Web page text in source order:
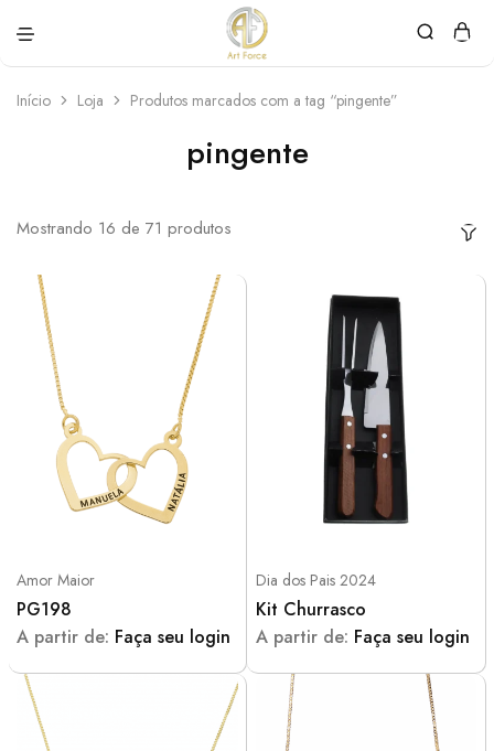
Force
personalizadas
Início Loja Produtos marcados com a tag “pingente”
pingente
Mostrando 16 de 71 produtos
Amor Maior
PG198
A partir de: Faça seu login
Dia dos Pais 2024
Kit Churrasco
A partir de: Faça seu login